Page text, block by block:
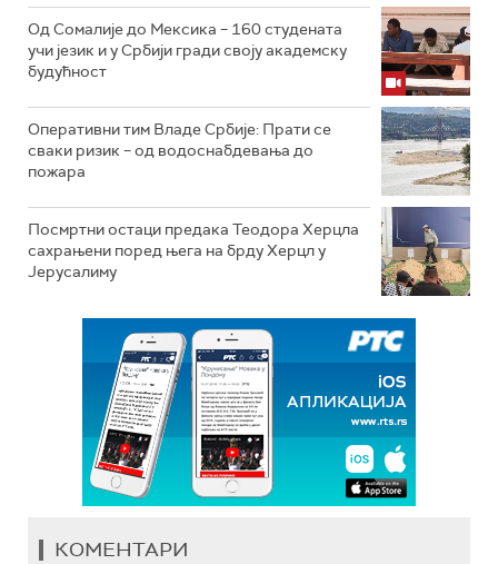
Од Сомалије до Мексика – 160 студената
учи језик и у Србији гради своју академску
будућност
Оперативни тим Владе Србије: Прати се
сваки ризик – од водоснабдевања до
пожара
Посмртни остаци предака Теодора Херцла
сахрањени поред њега на брду Херцл у
Јерусалиму
КОМЕНТАРИ